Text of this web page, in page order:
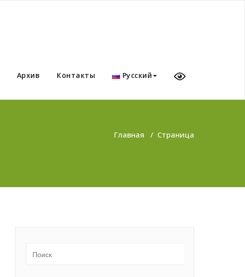
Архив Контакты Русский
Главная / Страница